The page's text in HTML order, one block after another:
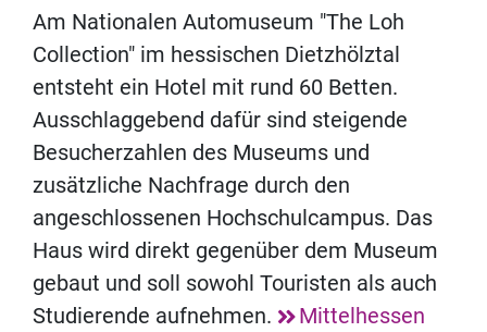
Am Nationalen Automuseum "The Loh
Collection" im hessischen Dietzhölztal
entsteht ein Hotel mit rund 60 Betten.
Ausschlaggebend dafür sind steigende
Besucherzahlen des Museums und
zusätzliche Nachfrage durch den
angeschlossenen Hochschulcampus. Das
Haus wird direkt gegenüber dem Museum
gebaut und soll sowohl Touristen als auch
Studierende aufnehmen.
Mittelhessen